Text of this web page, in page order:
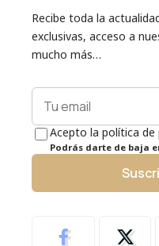
Recibe toda la
exclusivas, acceso a
mucho más…
Acepto la política de
Podrás darte de baja